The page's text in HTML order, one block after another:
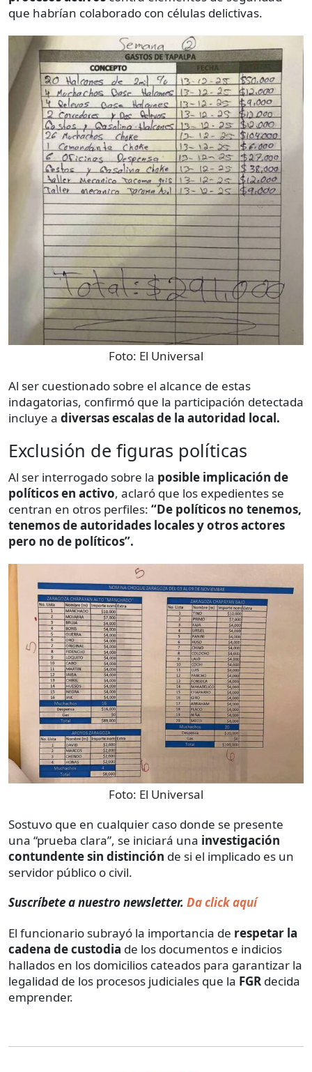
que habrían colaborado con células delictivas.
Foto: El Universal
Al ser cuestionado sobre el alcance de estas
indagatorias, confirmó que la participación detectada
incluye a diversas escalas de la autoridad local.
Exclusión de figuras políticas
Al ser interrogado sobre la posible implicación de
políticos en activo, aclaró que los expedientes se
centran en otros perfiles: “De políticos no tenemos,
tenemos de autoridades locales y otros actores
pero no de políticos”.
Foto: El Universal
Sostuvo que en cualquier caso donde se presente
una “prueba clara”, se iniciará una investigación
contundente sin distinción de si el implicado es un
servidor público o civil.
Suscríbete a nuestro newsletter. Da click aquí
El funcionario subrayó la importancia de respetar la
cadena de custodia de los documentos e indicios
hallados en los domicilios cateados para garantizar la
legalidad de los procesos judiciales que la FGR decida
emprender.